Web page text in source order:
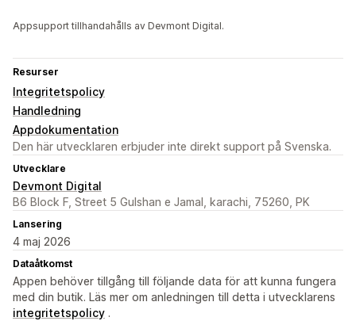
Appsupport tillhandahålls av Devmont Digital.
Resurser
Integritetspolicy
Handledning
Appdokumentation
Den här utvecklaren erbjuder inte direkt support på Svenska.
Utvecklare
Devmont Digital
B6 Block F, Street 5 Gulshan e Jamal, karachi, 75260, PK
Lansering
4 maj 2026
Dataåtkomst
Appen behöver tillgång till följande data för att kunna fungera
med din butik. Läs mer om anledningen till detta i utvecklarens
integritetspolicy .